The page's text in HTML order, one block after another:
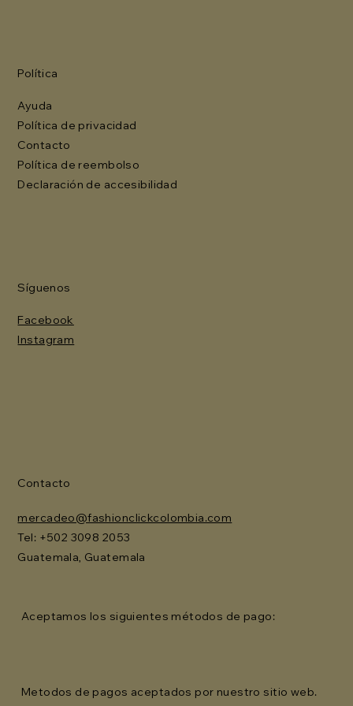
Política
Ayuda
Política de privacidad
Contacto
Política de reembolso
Declaración de accesibilidad
Síguenos
Facebook
Instagram
Contacto
mercadeo@fashionclickcolombia.com
Tel: ‪+502 3098 2053‬
Guatemala, Guatemala
Aceptamos los siguientes métodos de pago:
Metodos de pagos aceptados por nuestro sitio web.